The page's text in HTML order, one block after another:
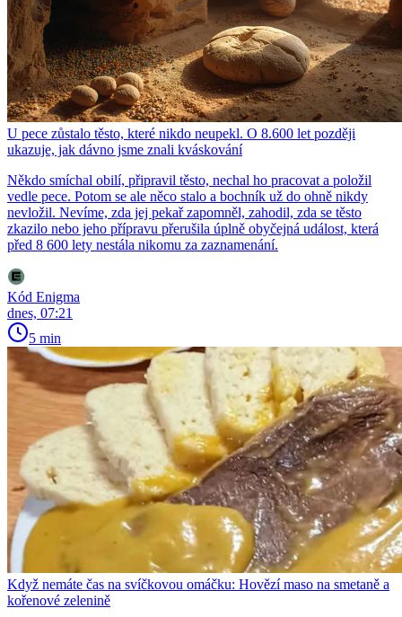
U pece zůstalo těsto, které nikdo neupekl. O 8.600 let později
ukazuje, jak dávno jsme znali kváskování
Někdo smíchal obilí, připravil těsto, nechal ho pracovat a položil
vedle pece. Potom se ale něco stalo a bochník už do ohně nikdy
nevložil. Nevíme, zda jej pekař zapomněl, zahodil, zda se těsto
zkazilo nebo jeho přípravu přerušila úplně obyčejná událost, která
před 8 600 lety nestála nikomu za zaznamenání.
Kód Enigma
dnes, 07:21
5 min
Když nemáte čas na svíčkovou omáčku: Hovězí maso na smetaně a
kořenové zelenině